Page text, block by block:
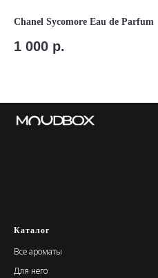
Chanel Sycomore Eau de Parfum
1 000 р.
Каталог
Все ароматы
Для него